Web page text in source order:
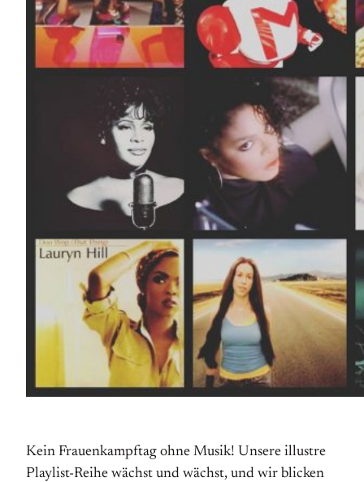
Kein Frauenkampftag ohne Musik! Unsere illustre
Playlist-Reihe wächst und wächst, und wir blicken